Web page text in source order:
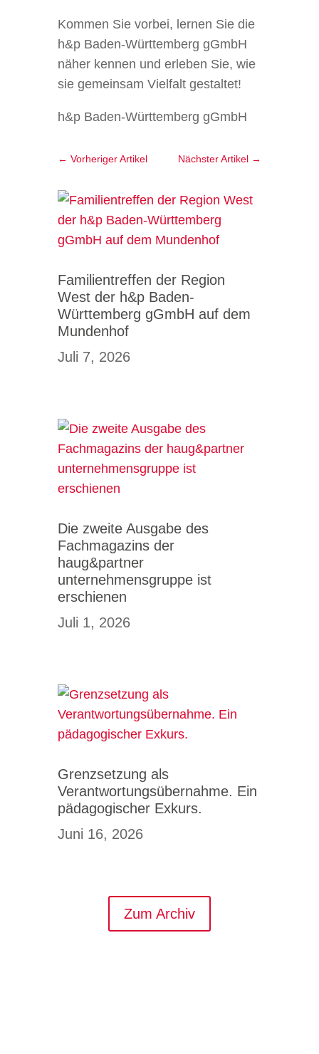
Kommen Sie vorbei, lernen Sie die
h&p Baden-Württemberg gGmbH
näher kennen und erleben Sie, wie
sie gemeinsam Vielfalt gestaltet!
h&p Baden-Württemberg gGmbH
← Vorheriger Artikel Nächster Artikel →
Familientreffen der Region
West der h&p Baden-
Württemberg gGmbH auf dem
Mundenhof
Juli 7, 2026
Die zweite Ausgabe des
Fachmagazins der
haug&partner
unternehmensgruppe ist
erschienen
Juli 1, 2026
Grenzsetzung als
Verantwortungsübernahme. Ein
pädagogischer Exkurs.
Juni 16, 2026
Zum Archiv